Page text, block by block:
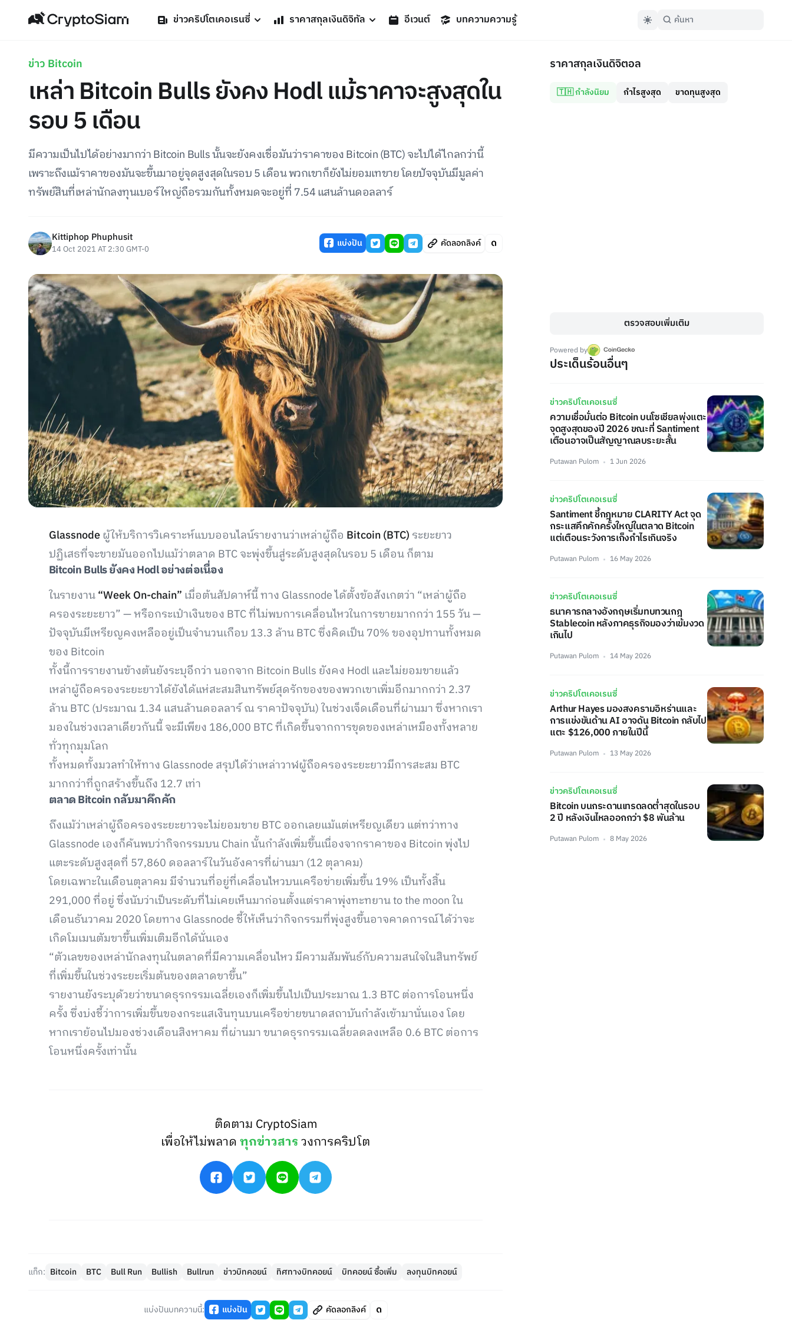
ข่าวคริปโตเคอเรนซี่ ราคาสกุลเงินดิจิทัล อีเวนต์ บทความความรู้
ข่าว Bitcoin
เหล่า Bitcoin Bulls ยังคง Hodl แม้ราคาจะสูงสุดใน
รอบ 5 เดือน
มีความเป็นไปได้อย่างมากว่า Bitcoin Bulls นั้นจะยังคงเชื่อมันว่าราคาของ Bitcoin (BTC) จะไปได้ไกลกว่านี้
เพราะถึงแม้ราคาของมันจะขึ้นมาอยู่จุดสูงสุดในรอบ 5 เดือน พวกเขาก็ยังไม่ยอมเทขาย โดยปัจจุบันมีมูลค่า
ทรัพย์สินที่เหล่านักลงทุนเบอร์ใหญ่ถือรวมกันทั้งหมดจะอยู่ที่ 7.54 แสนล้านดอลลาร์
Kittiphop Phuphusit
14 Oct 2021 AT 2:30 GMT-0 แบ่งปัน คัดลอกลิงค์
Glassnodeผู้ให้บริการวิเคราะห์แบบออนไลน์รายงานว่าเหล่าผู้ถือ Bitcoin (BTC) ระยะยาว
ปฏิเสธที่จะขายมันออกไปแม้ว่าตลาด BTC จะพุ่งขึ้นสู่ระดับสูงสุดในรอบ 5 เดือน ก็ตาม
Bitcoin Bulls ยังคง Hodl อย่างต่อเนื่อง
ในรายงาน“Week On-chain” เมื่อต้นสัปดาห์นี้ ทาง Glassnode ได้ตั้งข้อสังเกตว่า “เหล่าผู้ถือ
ครองระยะยาว” — หรือกระเป๋าเงินของ BTC ที่ไม่พบการเคลื่อนไหวในการขายมากกว่า 155 วัน —
ปัจจุบันมีเหรียญคงเหลืออยู่เป็นจำนวนเกือบ 13.3 ล้าน BTC ซึ่งคิดเป็น 70% ของอุปทานทั้งหมด
ของ Bitcoin
ทั้งนี้การรายงานข้างต้นยังระบุอีกว่า นอกจาก Bitcoin Bulls ยังคง Hodl และไม่ยอมขายแล้ว
เหล่าผู้ถือครองระยะยาวได้ยังได้แห่สะสมสินทรัพย์สุดรักของของพวกเขาเพิ่มอีกมากกว่า 2.37
ล้าน BTC (ประมาณ 1.34 แสนล้านดอลลาร์ ณ ราคาปัจจุบัน) ในช่วงเจ็ดเดือนที่ผ่านมา ซึ่งหากเรา
มองในช่วงเวลาเดียวกันนี้ จะมีเพียง 186,000 BTC ที่เกิดขึ้นจากการขุดของเหล่าเหมืองทั้งหลาย
ทั่วทุกมุมโลก
ทั้งหมดทั้งมวลทำให้ทาง Glassnode สรุปได้ว่าเหล่าวาฬผู้ถือครองระยะยาวมีการสะสม BTC
มากกว่าที่ถูกสร้างขึ้นถึง 12.7 เท่า
ตลาดBitcoinกลับมาคึกคัก
ถึงแม้ว่าเหล่าผู้ถือครองระยะยาวจะไม่ยอมขาย BTC ออกเลยแม้แต่เหรียญเดียว แต่ทว่าทาง
Glassnode เองก็ค้นพบว่ากิจกรรมบน Chain นั้นกำลังเพิ่มขึ้นเนื่องจากราคาของ Bitcoin พุ่งไป
แตะระดับสูงสุดที่ 57,860 ดอลลาร์ในวันอังคารที่ผ่านมา (12 ตุลาคม)
โดยเฉพาะในเดือนตุลาคม มีจำนวนที่อยู่ที่เคลื่อนไหวบนเครือข่ายเพิ่มขึ้น 19% เป็นทั้งสิ้น
291,000 ที่อยู่ ซึ่งนับว่าเป็นระดับที่ไม่เคยเห็นมาก่อนตั้งแต่ราคาพุ่งทะทยาน to the moon ใน
เดือนธันวาคม 2020 โดยทาง Glassnode ชี้ให้เห็นว่ากิจกรรมที่พุ่งสูงขึ้นอาจคาดการณ์ได้ว่าจะ
เกิดโมเมนตัมขาขึ้นเพิ่มเติมอีกได้นั่นเอง
“ตัวเลขของเหล่านักลงทุนในตลาดที่มีความเคลื่อนไหว มีความสัมพันธ์กับความสนใจในสินทรัพย์
ที่เพิ่มขึ้นในช่วงระยะเริ่มต้นของตลาดขาขึ้น”
รายงานยังระบุด้วยว่าขนาดธุรกรรมเฉลี่ยเองก็เพิ่มขึ้นไปเป็นประมาณ 1.3 BTC ต่อการโอนหนึ่ง
ครั้ง ซึ่งบ่งชี้ว่าการเพิ่มขึ้นของกระแสเงินทุนบนเครือข่ายขนาดสถาบันกำลังเข้ามานั่นเอง โดย
หากเราย้อนไปมองช่วงเดือนสิงหาคม ที่ผ่านมา ขนาดธุรกรรมเฉลี่ยลดลงเหลือ 0.6 BTC ต่อการ
โอนหนึ่งครั้งเท่านั้น
ติดตาม CryptoSiam
เพื่อให้ไม่พลาดทุกข่าวสารวงการคริปโต
แท็ก: Bitcoin BTC Bull Run Bullish Bullrun ข่าวบิทคอยน์ ทิศทางบิทคอยน์ บิทคอยน์ ซื้อเพิ่ม ลงทุนบิทคอยน์
แบ่งปันบทความนี้: แบ่งปัน คัดลอกลิงค์
ราคาสกุลเงินดิจิตอล
🇹🇭 กำลังนิยม กำไรสูงสุด ขาดทุนสูงสุด
ตรวจสอบเพิ่มเติม
Powered by
ประเด็นร้อนอื่นๆ
ข่าวคริปโตเคอเรนซี่
ความเชื่อมั่นต่อ Bitcoin บนโซเชียลพุ่งแตะ
จุดสูงสุดของปี 2026 ขณะที่ Santiment
เตือนอาจเป็นสัญญาณลบระยะสั้น
Putawan Pulom 1 Jun 2026
ข่าวคริปโตเคอเรนซี่
Santiment ชี้กฎหมาย CLARITY Act จุด
กระแสคึกคักครั้งใหญ่ในตลาด Bitcoin
แต่เตือนระวังการเก็งกำไรเกินจริง
Putawan Pulom 16 May 2026
ข่าวคริปโตเคอเรนซี่
ธนาคารกลางอังกฤษเริ่มทบทวนกฎ
Stablecoin หลังภาคธุรกิจมองว่าเข้มงวด
เกินไป
Putawan Pulom 14 May 2026
ข่าวคริปโตเคอเรนซี่
Arthur Hayes มองสงครามอิหร่านและ
การแข่งขันด้าน AI อาจดัน Bitcoin กลับไป
แตะ $126,000 ภายในปีนี้
Putawan Pulom 13 May 2026
ข่าวคริปโตเคอเรนซี่
Bitcoin บนกระดานเทรดลดต่ำสุดในรอบ
2 ปี หลังเงินไหลออกกว่า $8 พันล้าน
Putawan Pulom 8 May 2026